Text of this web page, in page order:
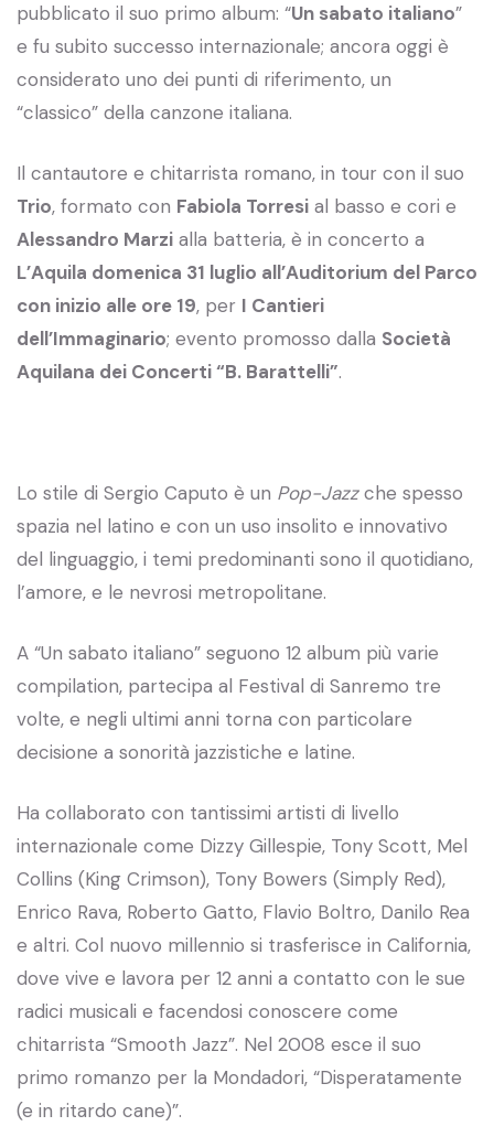
pubblicato il suo primo album: “Un sabato italiano”
e fu subito successo internazionale; ancora oggi è
considerato uno dei punti di riferimento, un
“classico” della canzone italiana.
Il cantautore e chitarrista romano, in tour con il suo
Trio, formato con Fabiola Torresi al basso e cori e
Alessandro Marzi alla batteria, è in concerto a
L’Aquila domenica 31 luglio all’Auditorium del Parco
con inizio alle ore 19, per I Cantieri
dell’Immaginario; evento promosso dalla Società
Aquilana dei Concerti “B. Barattelli”.
Lo stile di Sergio Caputo è un Pop-Jazzche spesso
spazia nel latino e con un uso insolito e innovativo
del linguaggio, i temi predominanti sono il quotidiano,
l’amore, e le nevrosi metropolitane.
A “Un sabato italiano” seguono 12 album più varie
compilation, partecipa al Festival di Sanremo tre
volte, e negli ultimi anni torna con particolare
decisione a sonorità jazzistiche e latine.
Ha collaborato con tantissimi artisti di livello
internazionale come Dizzy Gillespie, Tony Scott, Mel
Collins (King Crimson), Tony Bowers (Simply Red),
Enrico Rava, Roberto Gatto, Flavio Boltro, Danilo Rea
e altri. Col nuovo millennio si trasferisce in California,
dove vive e lavora per 12 anni a contatto con le sue
radici musicali e facendosi conoscere come
chitarrista “Smooth Jazz”. Nel 2008 esce il suo
primo romanzo per la Mondadori, “Disperatamente
(e in ritardo cane)”.